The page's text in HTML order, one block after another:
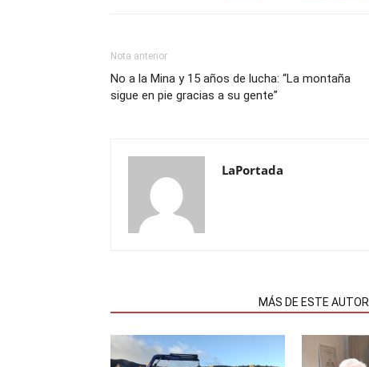
Nota anterior
No a la Mina y 15 años de lucha: “La montaña
sigue en pie gracias a su gente”
LaPortada
MÁS DE ESTE AUTOR